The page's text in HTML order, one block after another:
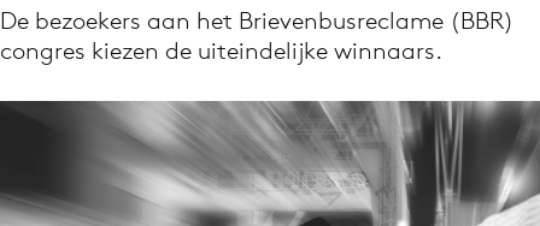
Volg het laatste nieuws via de Adformatie
Nieuws app
De bezoekers aan het Brievenbusreclame (BBR)
congres kiezen de uiteindelijke winnaars.